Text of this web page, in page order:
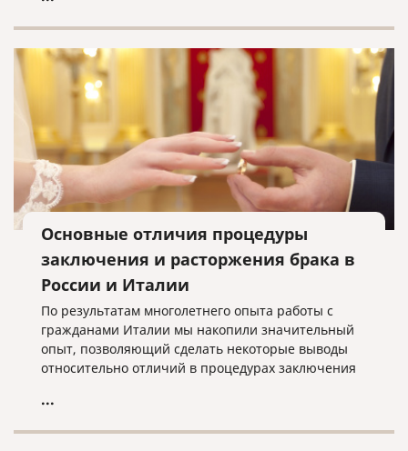
принимающей стороной как непосредственно, так
и через почтовые отделения.
Основные отличия процедуры
заключения и расторжения брака в
России и Италии
По результатам многолетнего опыта работы с
гражданами Италии мы накопили значительный
опыт, позволяющий сделать некоторые выводы
относительно отличий в процедурах заключения
России, что, возможно, поможет лицам,
...